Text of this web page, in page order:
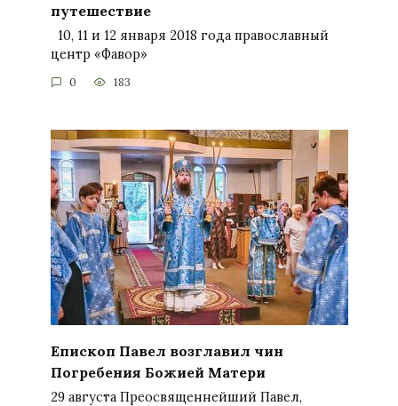
путешествие
10, 11 и 12 января 2018 года православный
центр «Фавор»
0 183
Епископ Павел возглавил чин
Погребения Божией Матери
29 августа Преосвященнейший Павел,